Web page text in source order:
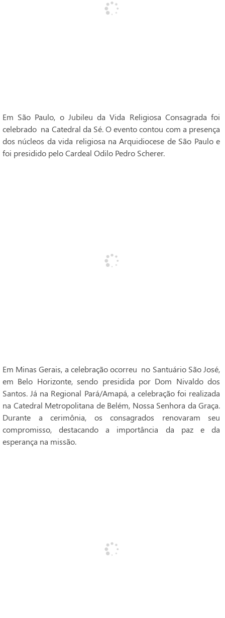
Em São Paulo, o Jubileu da Vida Religiosa Consagrada foi
celebrado na Catedral da Sé. O evento contou com a presença
dos núcleos da vida religiosa na Arquidiocese de São Paulo e
foi presidido pelo Cardeal Odilo Pedro Scherer.
Em Minas Gerais, a celebração ocorreu no Santuário São José,
em Belo Horizonte, sendo presidida por Dom Nivaldo dos
Santos. Já na Regional Pará/Amapá, a celebração foi realizada
na Catedral Metropolitana de Belém, Nossa Senhora da Graça.
Durante a cerimônia, os consagrados renovaram seu
compromisso, destacando a importância da paz e da
esperança na missão.